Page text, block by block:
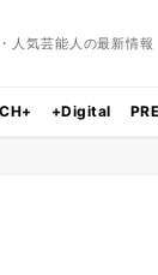
人気芸能人の最新情報
+Digital